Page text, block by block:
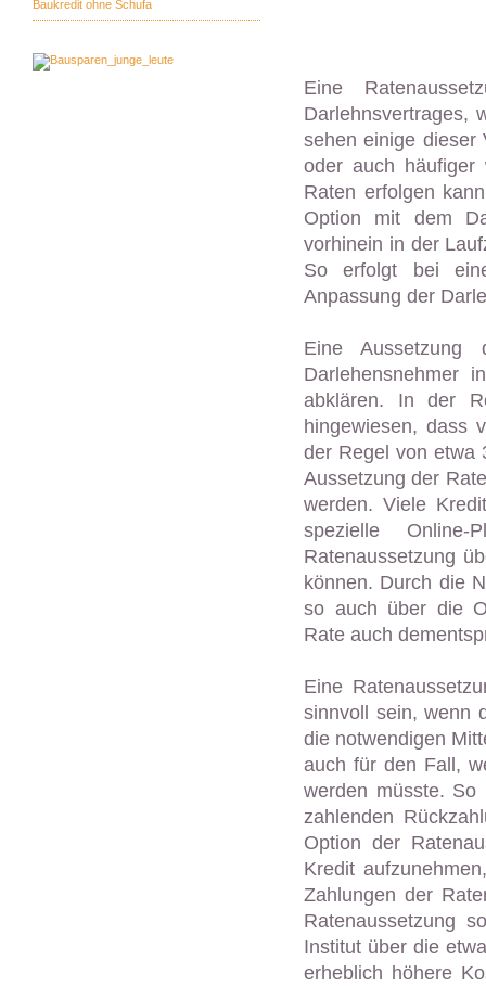
Baukredit ohne Schufa
Eine
Darlehnsvertrages,
sehen einige dieser
oder auch häufiger
Raten erfolgen
Option mit dem
vorhinein in der
So erfolgt bei
Anpassung der
Eine
Darlehensnehmer
abklären. In der
hingewiesen, dass
der Regel von etwa
Aussetzung der
werden. Viele
spezielle
Ratenaussetzung
können. Durch die
so auch über die
Rate auch
Eine
sinnvoll sein, wenn
die notwendigen
auch für den Fall,
werden müsste. So
zahlenden
Option der
Kredit
Zahlungen der
Ratenaussetzung
Institut über die
erheblich höhere